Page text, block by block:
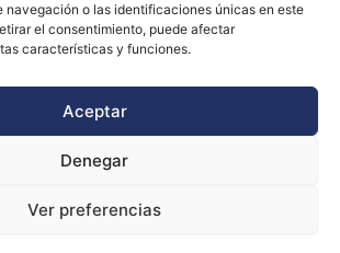
navegación o las identificaciones únicas en este
el consentimiento, puede afectar
características y funciones.
Aceptar
Denegar
Ver preferencias